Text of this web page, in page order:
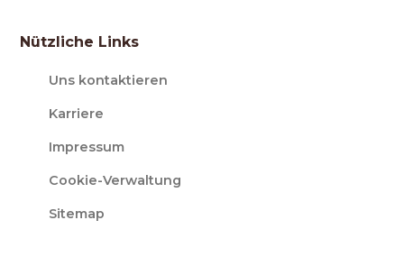
Nützliche Links
Uns kontaktieren
Karriere
Impressum
Cookie-Verwaltung
Sitemap